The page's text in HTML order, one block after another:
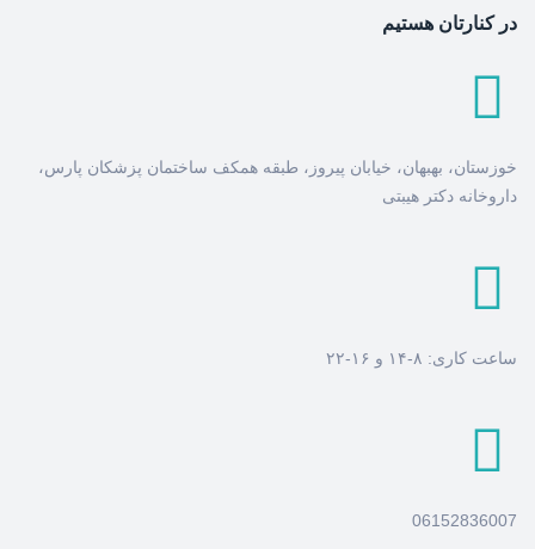
در کنارتان هستیم
خوزستان، بهبهان، خیابان پیروز، طبقه همکف ساختمان پزشکان پارس،
داروخانه دکتر هیبتی
ساعت کاری: ۸-۱۴ و ۱۶-۲۲
06152836007